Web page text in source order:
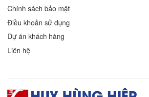
Chính sách bảo mật
Điều khoản sử dụng
Dự án khách hàng
Liên hệ